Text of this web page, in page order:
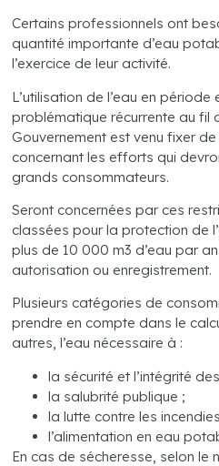
Certains professionnels ont
quantité importante d’eau
l’exercice de leur activité.
L’utilisation de l’eau en
problématique récurrente au fil
Gouvernement est venu fixer
concernant les efforts qui
grands consommateurs.
Seront concernées par ces
classées pour la protection de
plus de 10 000 m3 d’eau par
autorisation ou enregistrement.
Plusieurs catégories de
prendre en compte dans le
autres, l’eau nécessaire à :
la sécurité et l’intégrité
la salubrité publique ;
la lutte contre les
l’alimentation en eau
En cas de sécheresse, selon le